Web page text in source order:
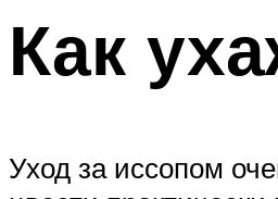
Как
Уход за иссопом